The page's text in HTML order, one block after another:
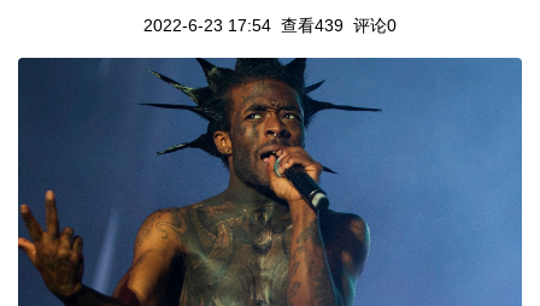
2022-6-23 17:54 查看439 评论0